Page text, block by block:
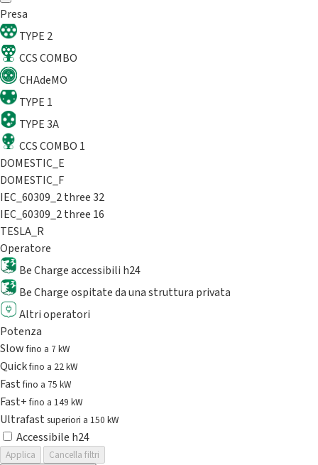
Presa
TYPE 2
CCS COMBO
CHAdeMO
TYPE 1
TYPE 3A
CCS COMBO 1
DOMESTIC_E
DOMESTIC_F
IEC_60309_2 three 32
IEC_60309_2 three 16
TESLA_R
Operatore
Be Charge accessibili h24
Be Charge ospitate da una struttura privata
Altri operatori
Potenza
Slowfino a 7 kW
Quickfino a 22 kW
Fastfino a 75 kW
Fast+fino a 149 kW
Ultrafast superiori a 150 kW
Accessibile h24
Applica
Cancella filtri